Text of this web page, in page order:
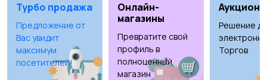
Рыбки2 С/х животные 2
Турбо продажа
Предложение от
Вас увидит
максимум
посетителей!
Онлайн-
магазины
Превратите свой
профиль в
полноценный
магазин
Аукционы
Решение
Торгов